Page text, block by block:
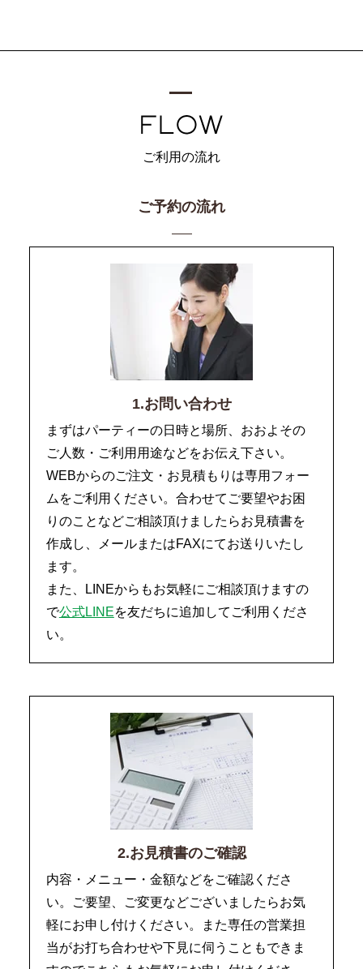
ご利用の流れ
ご予約の流れ
1.お問い合わせ
まずはパーティーの日時と場所、おおよその
ご人数・ご利用用途などをお伝え下さい。
WEBからのご注文・お見積もりは専用フォー
ムをご利用ください。合わせてご要望やお困
りのことなどご相談頂けましたらお見積書を
作成し、メールまたはFAXにてお送りいたし
ます。
また、LINEからもお気軽にご相談頂けますの
で公式LINEを友だちに追加してご利用くださ
い。
2.お見積書のご確認
内容・メニュー・金額などをご確認くださ
い。ご要望、ご変更などございましたらお気
軽にお申し付けください。また専任の営業担
当がお打ち合わせや下見に伺うこともできま